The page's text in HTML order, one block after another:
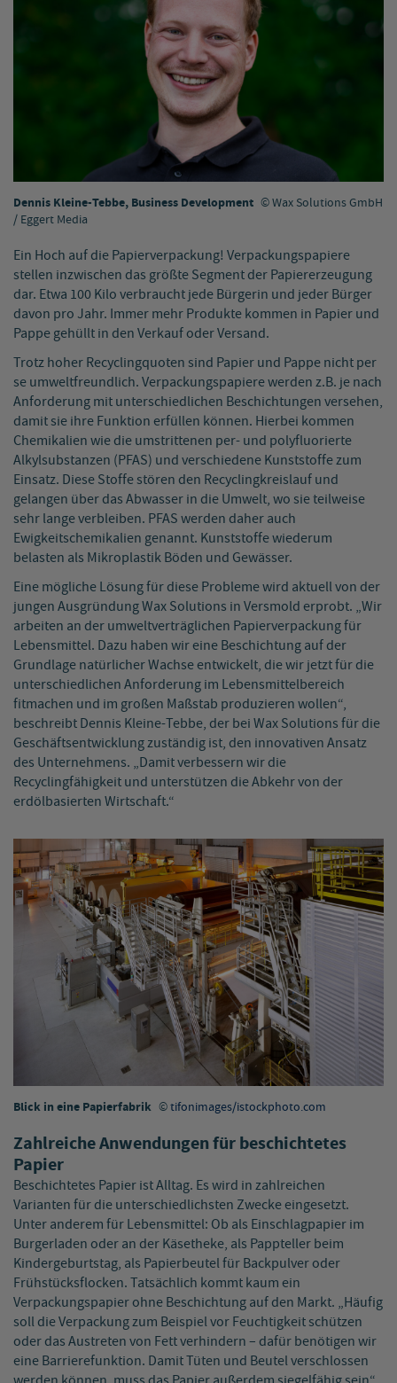
Dennis Kleine-Tebbe, Business Development
Wax Solutions GmbH
/ Eggert Media
Ein Hoch auf die Papierverpackung! Verpackungspapiere
stellen inzwischen das größte Segment der Papiererzeugung
dar. Etwa 100 Kilo verbraucht jede Bürgerin und jeder Bürger
davon pro Jahr. Immer mehr Produkte kommen in Papier und
Pappe gehüllt in den Verkauf oder Versand.
Trotz hoher Recyclingquoten sind Papier und Pappe nicht per
se umweltfreundlich. Verpackungspapiere werden z.B. je nach
Anforderung mit unterschiedlichen Beschichtungen versehen,
damit sie ihre Funktion erfüllen können. Hierbei kommen
Chemikalien wie die umstrittenen per- und polyfluorierte
Alkylsubstanzen (PFAS) und verschiedene Kunststoffe zum
Einsatz. Diese Stoffe stören den Recyclingkreislauf und
gelangen über das Abwasser in die Umwelt, wo sie teilweise
sehr lange verbleiben. PFAS werden daher auch
Ewigkeitschemikalien genannt. Kunststoffe wiederum
belasten als Mikroplastik Böden und Gewässer.
Eine mögliche Lösung für diese Probleme wird aktuell von der
jungen Ausgründung Wax Solutions in Versmold erprobt. „Wir
arbeiten an der umweltverträglichen Papierverpackung für
Lebensmittel. Dazu haben wir eine Beschichtung auf der
Grundlage natürlicher Wachse entwickelt, die wir jetzt für die
unterschiedlichen Anforderung im Lebensmittelbereich
fitmachen und im großen Maßstab produzieren wollen“,
beschreibt Dennis Kleine-Tebbe, der bei Wax Solutions für die
Geschäftsentwicklung zuständig ist, den innovativen Ansatz
des Unternehmens. „Damit verbessern wir die
Recyclingfähigkeit und unterstützen die Abkehr von der
erdölbasierten Wirtschaft.“
Blick in eine Papierfabrik tifonimages/istockphoto.com
Zahlreiche Anwendungen für beschichtetes
Papier
Beschichtetes Papier ist Alltag. Es wird in zahlreichen
Varianten für die unterschiedlichsten Zwecke eingesetzt.
Unter anderem für Lebensmittel: Ob als Einschlagpapier im
Burgerladen oder an der Käsetheke, als Pappteller beim
Kindergeburtstag, als Papierbeutel für Backpulver oder
Frühstücksflocken. Tatsächlich kommt kaum ein
Verpackungspapier ohne Beschichtung auf den Markt. „Häufig
soll die Verpackung zum Beispiel vor Feuchtigkeit schützen
oder das Austreten von Fett verhindern – dafür benötigen wir
eine Barrierefunktion. Damit Tüten und Beutel verschlossen